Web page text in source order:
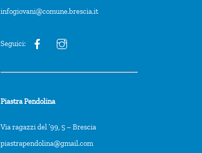
infogiovani@comune.brescia.it
Seguici:
Piastra Pendolina
Via ragazzi del ’99, 5 – Brescia
piastrapendolina@gmail.com